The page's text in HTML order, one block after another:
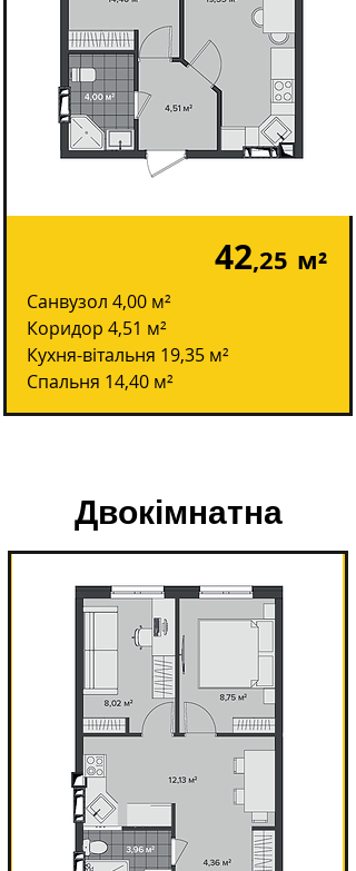
42,25 м²
Санвузол 4,00 м²
Коридор 4,51 м²
Кухня-вітальня 19,35 м²
Спальня 14,40 м²
Двокімнатна